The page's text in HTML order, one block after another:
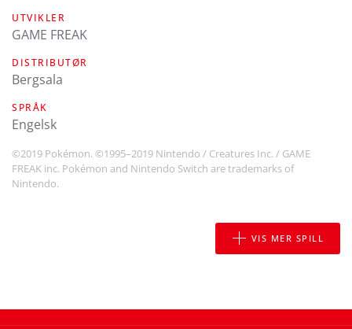
UTVIKLER
GAME FREAK
DISTRIBUTØR
Bergsala
SPRÅK
engelsk
©2019 Pokémon. ©1995–2019 Nintendo / Creatures Inc. / GAME
FREAK inc. Pokémon and Nintendo Switch are trademarks of
Nintendo.
VIS MER SPILL